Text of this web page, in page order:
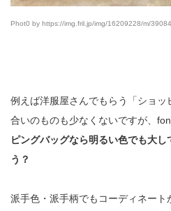
Phot0 by https://img.fril.jp/img/16209228/m/
例えば洋服屋さんでもらう「ショ
合いのものも少なくないですが、
ピングバッグなら明るい色でも大
う？
派手色・派手柄でもコーディネー